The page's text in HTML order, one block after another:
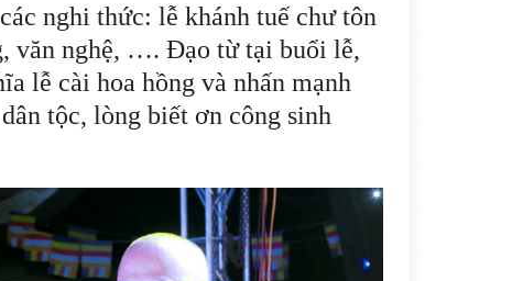
nghi thức: lễ khánh tuế chư tôn
văn nghệ, …. Đạo từ tại buổi lễ,
lễ cài hoa hồng và nhấn mạnh
tộc, lòng biết ơn công sinh